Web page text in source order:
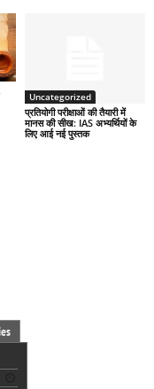
Uncategorized
प्रतियोगी परीक्षाओं की तैयारी में
मानस की सीख: IAS अभ्यर्थियों के
लिए आई नई पुस्तक